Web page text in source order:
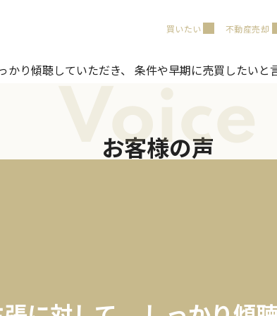
買いたい 不動産売却
かり傾聴していただき、 条件や早期に売買したい
Voice
お客様の声